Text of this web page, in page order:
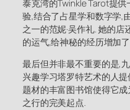
泰克湾的Twinkle Tarot提
验,结合了占星学和数字学,
之一的范妮·吴作礼. 她的
的运气,给神秘的经历增加
最后但并非最不重要的是,
兴趣学习塔罗特艺术的人
题材的丰富图书馆使得它
之行的完美起点.